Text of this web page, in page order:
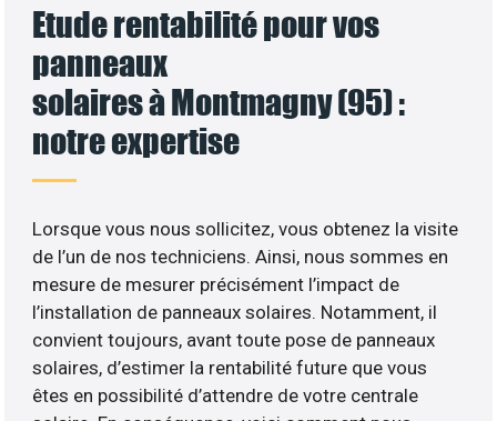
Etude rentabilité pour vos
panneaux
solaires à Montmagny (95) :
notre expertise
Lorsque vous nous sollicitez, vous obtenez la visite
de l’un de nos techniciens. Ainsi, nous sommes en
mesure de mesurer précisément l’impact de
l’installation de panneaux solaires. Notamment, il
convient toujours, avant toute pose de panneaux
solaires, d’estimer la rentabilité future que vous
êtes en possibilité d’attendre de votre centrale